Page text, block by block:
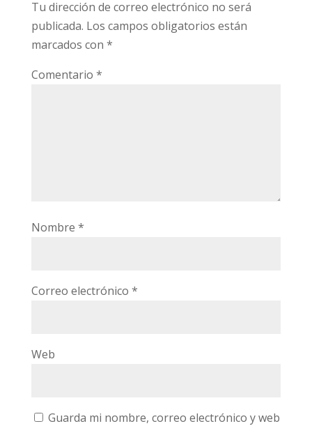
Tu dirección de correo electrónico no será
publicada. Los campos obligatorios están
marcados con *
Comentario *
Nombre *
Correo electrónico *
Web
Guarda mi nombre, correo electrónico y web